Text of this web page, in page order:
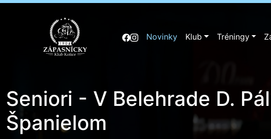
Novinky Klub Tréningy
Seniori - V Belehrade D.
Španielom